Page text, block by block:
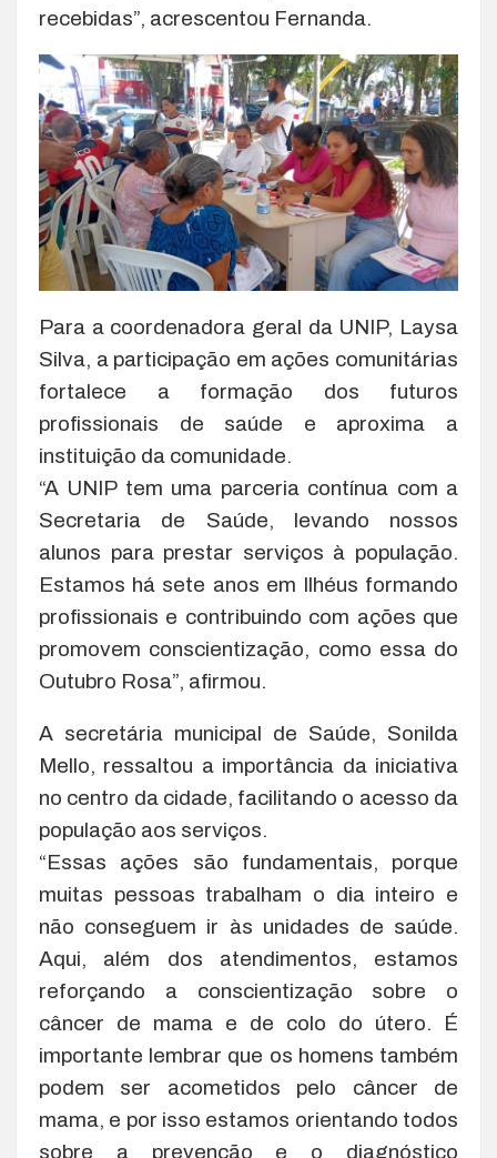
recebidas”, acrescentou Fernanda.
Para a coordenadora geral da UNIP, Laysa
Silva, a participação em ações comunitárias
fortalece a formação dos futuros
profissionais de saúde e aproxima a
instituição da comunidade.
“A UNIP tem uma parceria contínua com a
Secretaria de Saúde, levando nossos
alunos para prestar serviços à população.
Estamos há sete anos em Ilhéus formando
profissionais e contribuindo com ações que
promovem conscientização, como essa do
Outubro Rosa”, afirmou.
A secretária municipal de Saúde, Sonilda
Mello, ressaltou a importância da iniciativa
no centro da cidade, facilitando o acesso da
população aos serviços.
“Essas ações são fundamentais, porque
muitas pessoas trabalham o dia inteiro e
não conseguem ir às unidades de saúde.
Aqui, além dos atendimentos, estamos
reforçando a conscientização sobre o
câncer de mama e de colo do útero. É
importante lembrar que os homens também
podem ser acometidos pelo câncer de
mama, e por isso estamos orientando todos
sobre a prevenção e o diagnóstico